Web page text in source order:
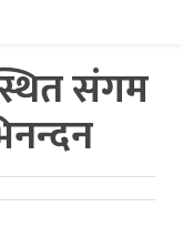
संगम